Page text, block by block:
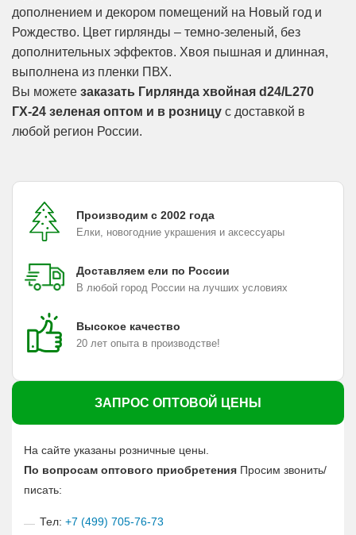
дополнением и декором помещений на Новый год и
Рождество. Цвет гирлянды – темно-зеленый, без
дополнительных эффектов. Хвоя пышная и длинная,
выполнена из пленки ПВХ.
Вы можете заказать Гирлянда хвойная d24/L270
ГХ-24 зеленая оптом и в розницу с доставкой в
любой регион России.
Производим с 2002 года
Елки, новогодние украшения и аксессуары
Доставляем ели по России
В любой город России на лучших условиях
Высокое качество
20 лет опыта в производстве!
ЗАПРОС ОПТОВОЙ ЦЕНЫ
На сайте указаны розничные цены.
По вопросам оптового приобретения Просим звонить/
писать:
Тел: +7 (499) 705-76-73